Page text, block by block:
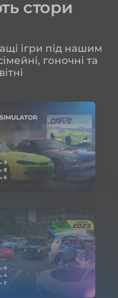
стори
гоночні та